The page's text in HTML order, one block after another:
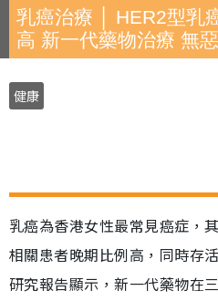
乳癌治療 │ HER2型乳
高 新一代藥物治療 無
健康
乳癌為香港女性最常見癌症，
相關患者晚期比例高，同時存
研究報告顯示，新一代藥物在